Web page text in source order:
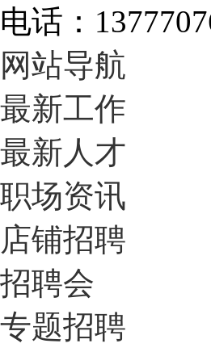
电话：
网站导航
最新工作
最新人才
职场资讯
店铺招聘
招聘会
专题招聘